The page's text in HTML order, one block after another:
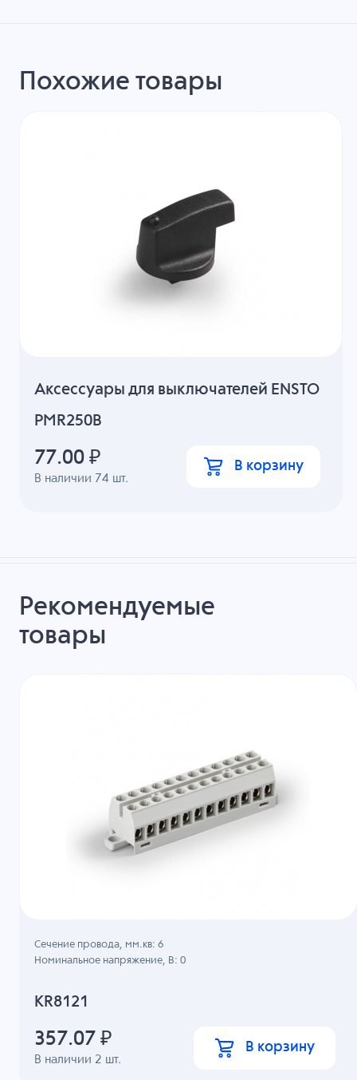
Похожие товары
Аксессуары для выключателей ENSTO
PMR250B
В наличии 74 шт.
77.00 ₽ В корзину
Рекомендуемые
товары
KR8121
В наличии 2 шт.
Сечение провода, мм.кв: 6
Номинальное напряжение, B: 0
357.07 ₽ В корзину